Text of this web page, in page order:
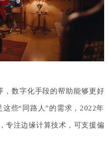
，数字化手段的帮助能够更好
些“同路人”的需求，2022年
专注边缘计算技术，可支援偏